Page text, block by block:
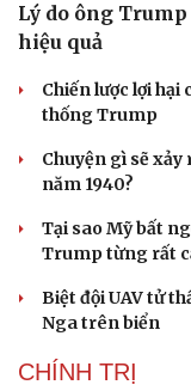
Cải chính
Lý do ông
hiệu quả
Chiến lược lợi
thống Trump
Chuyện gì sẽ
năm 1940?
Tại sao Mỹ bất
Trump từng rất
Biệt đội UAV tử
Nga trên biển
CHÍNH TRỊ